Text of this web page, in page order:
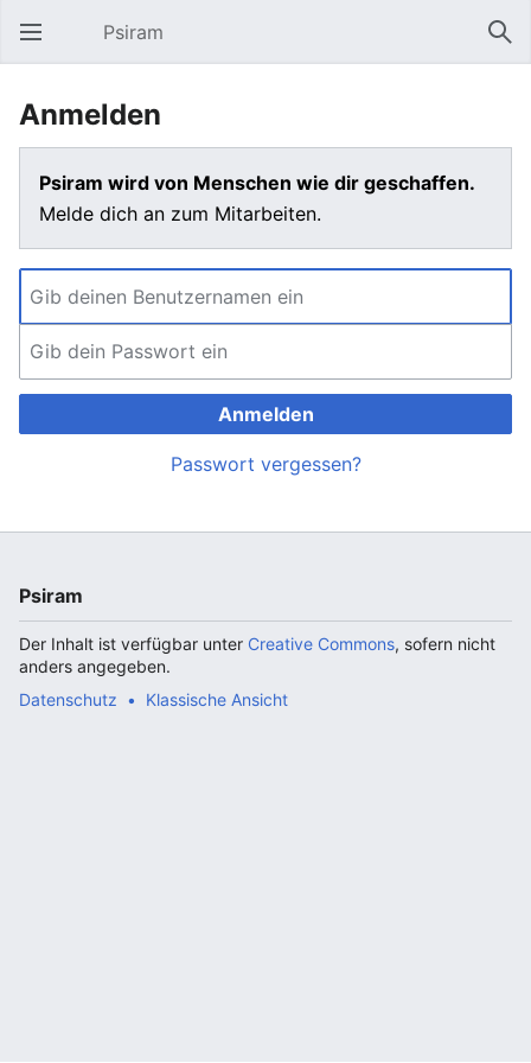
Hauptmenü öffnen Psiram
Anmelden
Psiram wird von Menschen wie dir geschaffen.
Melde dich an zum Mitarbeiten.
Anmelden
Passwort vergessen?
Psiram
Der Inhalt ist verfügbar unter Creative Commons, sofern nicht
anders angegeben.
Datenschutz
Klassische Ansicht